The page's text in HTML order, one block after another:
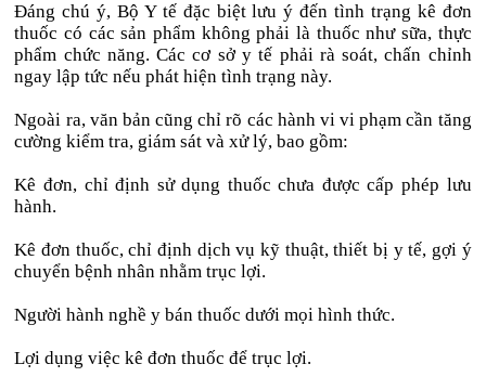
Đáng chú ý, Bộ Y tế đặc biệt lưu ý đến tình trạng kê đơn
thuốc có các sản phẩm không phải là thuốc như sữa, thực
phẩm chức năng. Các cơ sở y tế phải rà soát, chấn chỉnh
ngay lập tức nếu phát hiện tình trạng này.
Ngoài ra, văn bản cũng chỉ rõ các hành vi vi phạm cần tăng
cường kiểm tra, giám sát và xử lý, bao gồm:
Kê đơn, chỉ định sử dụng thuốc chưa được cấp phép lưu
hành.
Kê đơn thuốc, chỉ định dịch vụ kỹ thuật, thiết bị y tế, gợi ý
chuyển bệnh nhân nhằm trục lợi.
Người hành nghề y bán thuốc dưới mọi hình thức.
Lợi dụng việc kê đơn thuốc để trục lợi.